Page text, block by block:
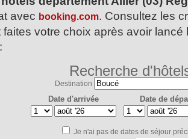
avec booking.com. Consultez les
faites votre choix après avoir lancé
Recherche
Destination
Date d'arrivée Date de
Je n'ai pas de dates de séjour